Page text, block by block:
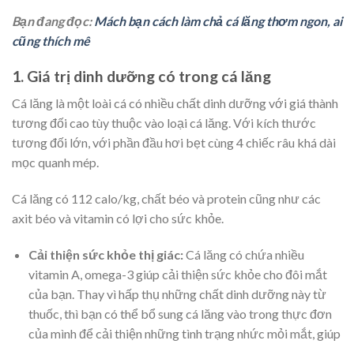
Bạn đang đọc:Mách bạn cách làm chả cá lăng thơm ngon, ai
cũng thích mê
1. Giá trị dinh dưỡng có trong cá lăng
Cá lăng là một loài cá có nhiều chất dinh dưỡng với giá thành
tương đối cao tùy thuộc vào loại cá lăng. Với kích thước
tương đối lớn, với phần đầu hơi bẹt cùng 4 chiếc râu khá dài
mọc quanh mép.
Cá lăng có 112 calo/kg, chất béo và protein cũng như các
axit béo và vitamin có lợi cho sức khỏe.
Cải thiện sức khỏe thị giác:Cá lăng có chứa nhiều
vitamin A, omega-3 giúp cải thiện sức khỏe cho đôi mắt
của bạn. Thay vì hấp thụ những chất dinh dưỡng này từ
thuốc, thì bạn có thể bổ sung cá lăng vào trong thực đơn
của mình để cải thiện những tình trạng nhức mỏi mắt, giúp